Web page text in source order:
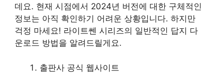
데요. 현재 시점에서 2024년 버전에 대한 구체적인
정보는 아직 확인하기 어려운 상황입니다. 하지만
걱정 마세요! 라이트쎈 시리즈의 일반적인 답지 다
운로드 방법을 알려드릴게요.
출판사 공식 웹사이트